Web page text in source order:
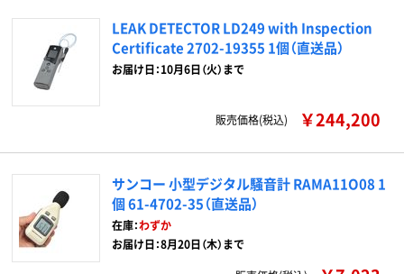
LEAK DETECTOR LD249 with Inspection
Certificate 2702-19355 1個（直送品）
お届け日：10月6日（火）まで
販売価格(税込) ￥244,200
サンコー 小型デジタル騒音計 RAMA11O08 1
個 61-4702-35（直送品）
在庫：わずか
お届け日：8月20日（木）まで